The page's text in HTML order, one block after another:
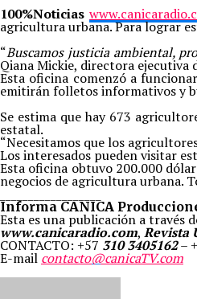
100%Noticias
agricultura urbana. Para lograr
“Buscamos justicia ambiental,
Qiana Mickie, directora ejecutiva
Esta oficina comenzó a
emitirán folletos informativos y
Se estima que hay 673
estatal.
“Necesitamos que los
Los interesados pueden visitar
Esta oficina obtuvo 200.000
negocios de agricultura urbana.
__________________
Informa CANICA
Esta es una publicación a través
www.canicaradio.com, Revista
CONTACTO: +57 310 3405162–
E-mail contacto@canicaTV.com